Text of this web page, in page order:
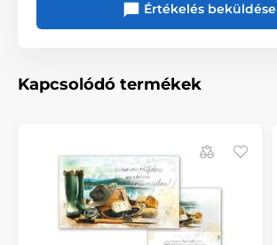
Értékelés beküldése
Kapcsolódó termékek